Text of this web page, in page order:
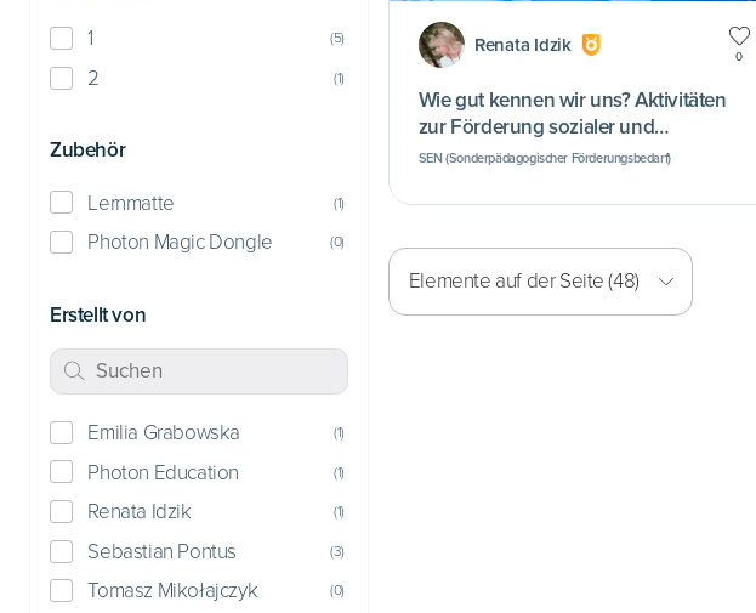
1 (5)
2 (1)
Zubehör
Lernmatte (1)
Photon Magic Dongle (0)
Erstellt von
Emilia Grabowska (1)
Photon Education (1)
Renata Idzik (1)
Sebastian Pontus (3)
Tomasz Mikołajczyk (0)
Renata Idzik
0
Wie gut kennen wir uns? Aktivitäten
zur Förderung sozialer und
emotionaler Kompetenzen
SEN (Sonderpädagogischer Förderungsbedarf)
Elemente auf der Seite (48)